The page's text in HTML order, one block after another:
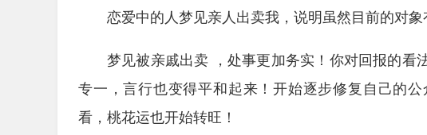
恋爱中的人梦见亲人出卖我，说明虽然目前的对象
梦见被亲戚出卖 ，处事更加务实！你对回报的看
专一，言行也变得平和起来！开始逐步修复自己的
看，桃花运也开始转旺！